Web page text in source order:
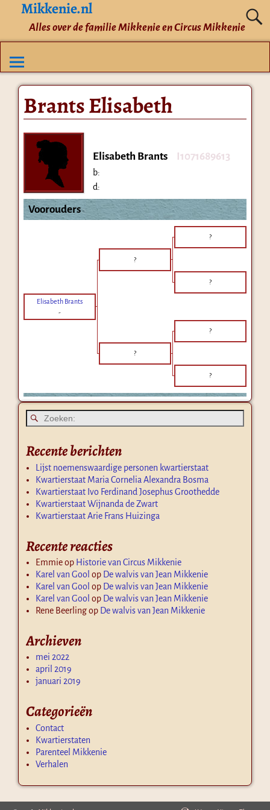
Mikkenie.nl
Alles over de familie Mikkenie en Circus Mikkenie
Brants Elisabeth
Elisabeth Brants I1071689613
b:
d:
Voorouders
?
?
?
Elisabeth Brants
-
?
?
?
Recente berichten
Lijst noemenswaardige personen kwartierstaat
Kwartierstaat Maria Cornelia Alexandra Bosma
Kwartierstaat Ivo Ferdinand Josephus Groothedde
Kwartierstaat Wijnanda de Zwart
Kwartierstaat Arie Frans Huizinga
Recente reacties
Emmieop Historie van Circus Mikkenie
Karel van Gool op De walvis van Jean Mikkenie
Karel van Gool op De walvis van Jean Mikkenie
Karel van Gool op De walvis van Jean Mikkenie
Rene Beerlingop De walvis van Jean Mikkenie
Archieven
mei 2022
april 2019
januari 2019
Categorieën
Contact
Kwartierstaten
Parenteel Mikkenie
Verhalen